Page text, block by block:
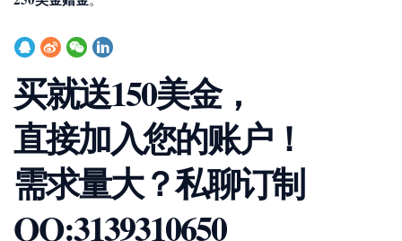
买就送150美金，
直接加入您的账户！
需求量大？私聊订制
QQ:3139310650